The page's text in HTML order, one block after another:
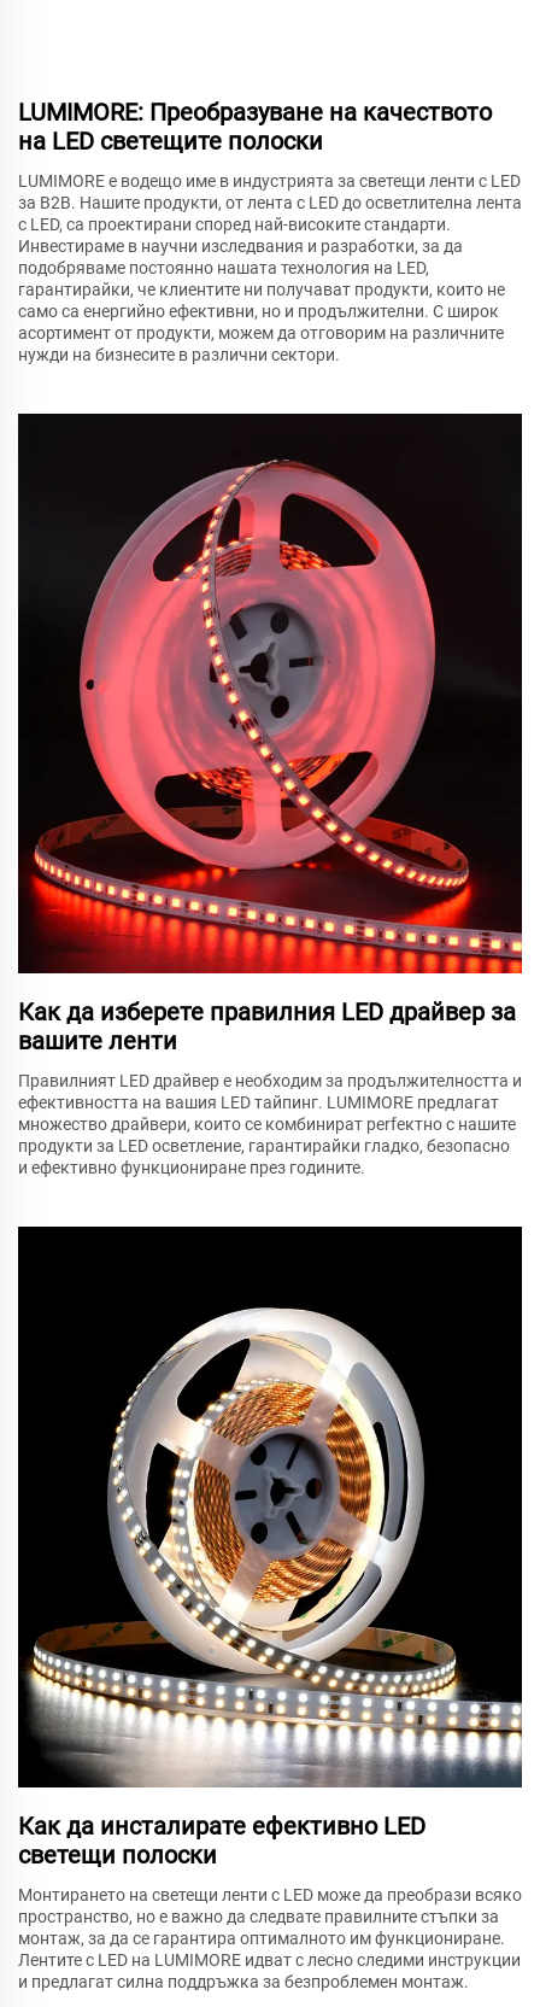
LUMIMORE: Преобразуване на качеството
на LED светещите полоски
LUMIMORE е водещо име в индустрията за светещи ленти с LED
за B2B. Нашите продукти, от лента с LED до осветлителна лента
с LED, са проектирани според най-високите стандарти.
Инвестираме в научни изследвания и разработки, за да
подобряваме постоянно нашата технология на LED,
гарантирайки, че клиентите ни получават продукти, които не
само са енергийно ефективни, но и продължителни. С широк
асортимент от продукти, можем да отговорим на различните
нужди на бизнесите в различни сектори.
Как да изберете правилния LED драйвер за
вашите ленти
Правилният LED драйвер е необходим за продължителността и
ефективността на вашия LED тайпинг. LUMIMORE предлагат
множество драйвери, които се комбинират perfектно с нашите
продукти за LED осветление, гарантирайки гладко, безопасно
и ефективно функциониране през годините.
Как да инсталирате ефективно LED
светещи полоски
Монтирането на светещи ленти с LED може да преобрази всяко
пространство, но е важно да следвате правилните стъпки за
монтаж, за да се гарантира оптималното им функциониране.
Лентите с LED на LUMIMORE идват с лесно следими инструкции
и предлагат силна поддръжка за безпроблемен монтаж.